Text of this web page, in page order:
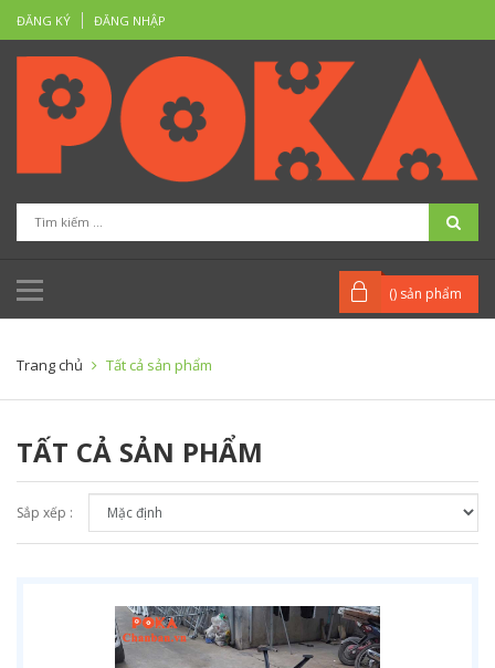
ĐĂNG KÝ ĐĂNG NHẬP
() sản phẩm
Trang chủ Tất cả sản phẩm
TẤT CẢ SẢN PHẨM
Sắp xếp :